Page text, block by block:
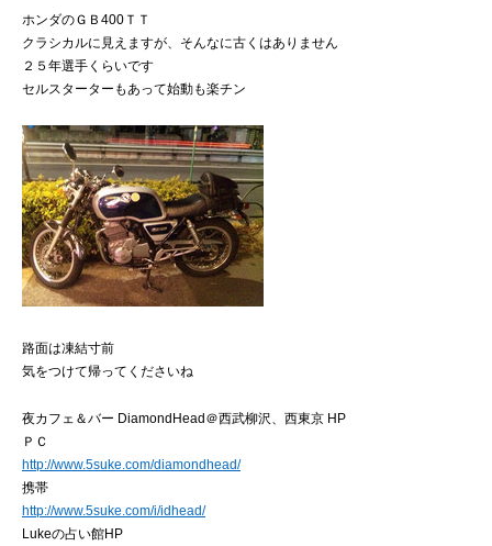
ホンダのＧＢ400ＴＴ
クラシカルに見えますが、そんなに古くはありません
２５年選手くらいです
セルスターターもあって始動も楽チン
路面は凍結寸前
気をつけて帰ってくださいね
夜カフェ＆バー DiamondHead＠西武柳沢、西東京 HP
ＰＣ
http://www.5suke.com/diamondhead/
携帯
http://www.5suke.com/i/idhead/
Lukeの占い館HP